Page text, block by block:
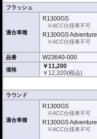
フラッシュ
適合車種
R1300GS
※ACC仕様車不可
R1300GS Adventure
※ACC仕様車不可
品番 W23640-000
価格
￥11,200
￥ 12,320(税込)
ラウンド
適合車種
R1300GS
※ACC仕様車不可
R1300GS Adventure
※ACC仕様車不可